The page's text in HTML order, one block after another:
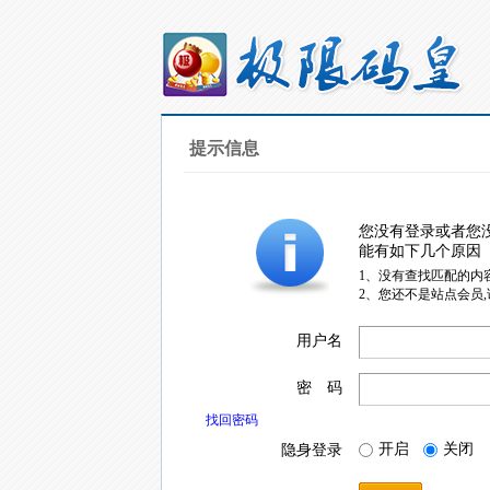
提示信息
您没有登录或者您
能有如下几个原因
1、没有查找匹配的内
2、您还不是站点会员
用户名
密 码
找回密码
隐身登录 开启 关闭